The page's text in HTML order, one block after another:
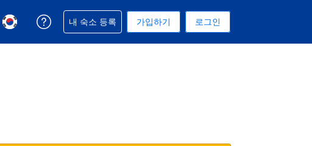
. 현재 선택된 통화는 미국 달러입니다
언어 선택. 현재 선택된 언어는 한국어입니다
예약과 관련해 도움을 받으실 수 있습니다
내 숙소 등록 가입하기 로그인